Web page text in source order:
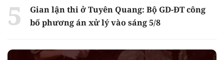
Gian lận thi ở Tuyên Quang: Bộ GD-ĐT công
bố phương án xử lý vào sáng 5/8